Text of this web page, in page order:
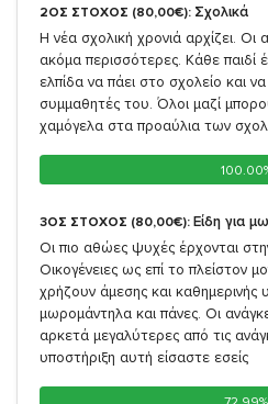
2ΟΣ ΣΤΟΧΟΣ (80,00€): Σχολικά
Η νέα σχολική χρονιά αρχίζει. Οι
ακόμα περισσότερες. Κάθε παιδί
ελπίδα να πάει στο σχολείο και να
συμμαθητές του. Όλοι μαζί
χαμόγελα στα προαύλια των
3ΟΣ ΣΤΟΧΟΣ (80,00€): Είδη για
Οι πιο αθώες ψυχές έρχονται
Οικογένειες ως επί το πλείστον
χρήζουν άμεσης και καθημερινής
μωρομάντηλα και πάνες. Οι
αρκετά μεγαλύτερες από τις
υποστήριξη αυτή είσαστε εσείς
72.99%